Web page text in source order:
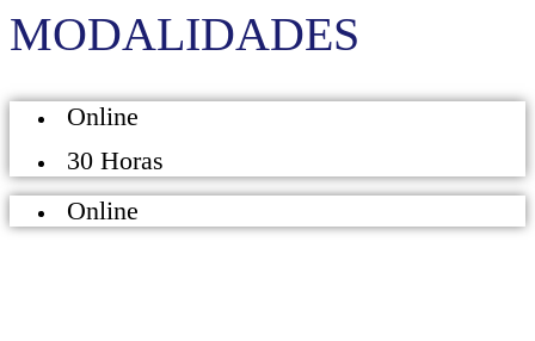
MODALIDADES
Online
30 Horas
Online